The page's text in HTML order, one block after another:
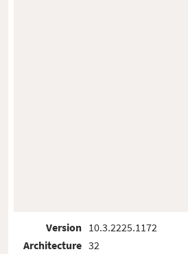
Version
Architecture
10.3.2225.1172
32